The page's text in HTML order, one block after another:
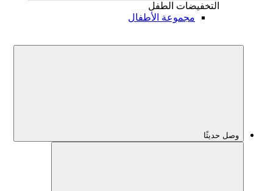
التخفيضات الطفل
مجموعة الأطفال
وصل حديثًا